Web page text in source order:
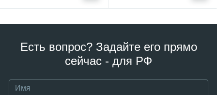
Есть вопрос? Задайте его прямо
сейчас - для РФ